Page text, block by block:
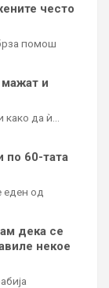
често
помош
и
да ѝ…
по 60-тата
еден од
дека се
некое